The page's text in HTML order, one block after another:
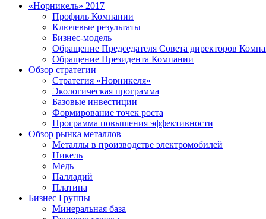
«Норникель» 2017
Профиль Компании
Ключевые результаты
Бизнес-модель
Обращение Председателя Совета директоров
Обращение Президента Компании
Обзор стратегии
Стратегия «Норникеля»
Экологическая программа
Базовые инвестиции
Формирование точек роста
Программа повышения эффективности
Обзор рынка металлов
Металлы в производстве электромобилей
Никель
Медь
Палладий
Платина
Бизнес Группы
Минеральная база